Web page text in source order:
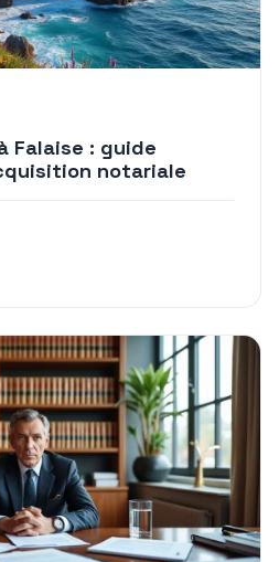
Falaise : guide
notariale